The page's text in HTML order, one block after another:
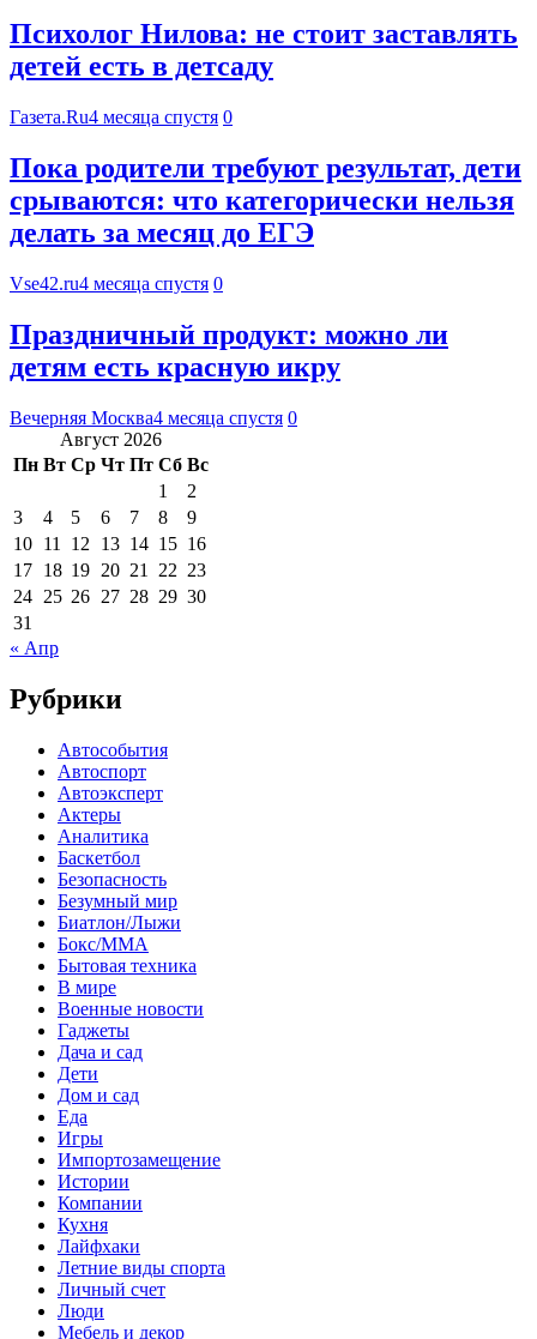
Психолог Нилова: не стоит заставлять
детей есть в детсаду
Газета.Ru4 месяца спустя 0
Пока родители требуют результат, дети
срываются: что категорически нельзя
делать за месяц до ЕГЭ
Vse42.ru4 месяца спустя 0
Праздничный продукт: можно ли
детям есть красную икру
Вечерняя Москва4 месяца спустя 0
Август 2026
Пн Вт Ср Чт Пт Сб Вс
1
2
3
4 5 6 7 8
9
10 11 12 13 14 15 16
17 18 19 20 21 22 23
24 25 26 27 28 29 30
31
« Апр
Рубрики
Автособытия
Автоспорт
Автоэксперт
Актеры
Аналитика
Баскетбол
Безопасность
Безумный мир
Биатлон/Лыжи
Бокс/MMA
Бытовая техника
В мире
Военные новости
Гаджеты
Дача и сад
Дети
Дом и сад
Еда
Игры
Импортозамещение
Истории
Компании
Кухня
Лайфхаки
Летние виды спорта
Личный счет
Люди
Мебель и декор